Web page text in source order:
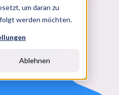
um daran zu
werden möchten.
Ablehnen